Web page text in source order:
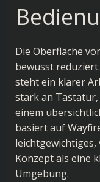
Die Oberfläche
bewusst
steht ein klarer
stark an Tastatur,
einem
basiert auf
Konzept als eine
Umgebung.